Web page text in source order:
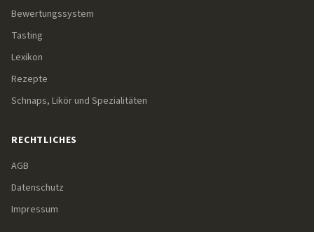
Bewertungssystem
Tasting
Lexikon
Rezepte
Schnaps, Likör und Spezialitäten
RECHTLICHES
AGB
Datenschutz
Impressum